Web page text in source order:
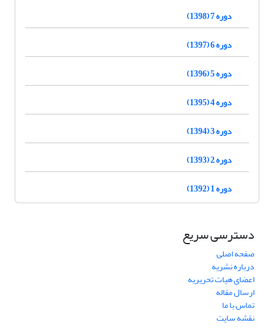
دوره 7 (1398)
دوره 6 (1397)
دوره 5 (1396)
دوره 4 (1395)
دوره 3 (1394)
دوره 2 (1393)
دوره 1 (1392)
دسترسی سریع
صفحه اصلی
درباره نشریه
اعضای هیات تحریریه
ارسال مقاله
تماس با ما
نقشه سایت